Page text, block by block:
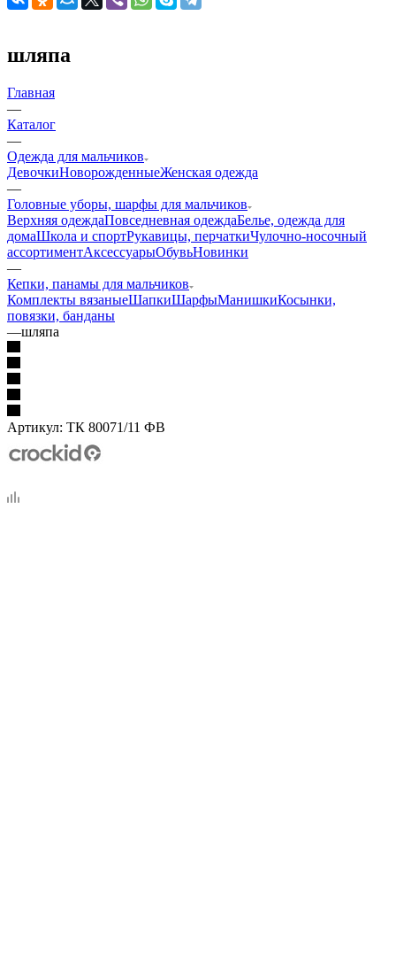
шляпа
Главная
—
Каталог
—
Одежда для мальчиков
ДевочкиНоворожденныеЖенская одежда
—
Головные уборы, шарфы для мальчиков
Верхняя одеждаПовседневная одеждаБелье, одежда для
домаШкола и спортРукавицы, перчаткиЧулочно-носочный
ассортиментАксессуарыОбувьНовинки
—
Кепки, панамы для мальчиков
Комплекты вязаныеШапкиШарфыМанишкиКосынки,
повязки, банданы
—шляпа
Артикул: ТК 80071/11 ФВ